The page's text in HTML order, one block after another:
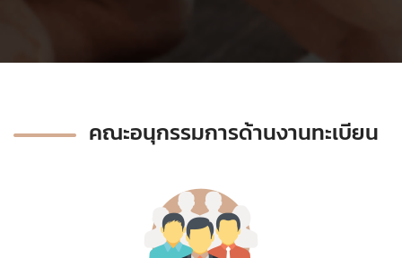
คณะอนุกรรมการด้านงานทะเบียน